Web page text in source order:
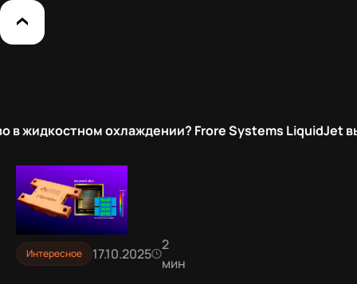
в жидкостном охлаждении? Frore Systems LiquidJet
Интересное 17.10.2025
2
мин